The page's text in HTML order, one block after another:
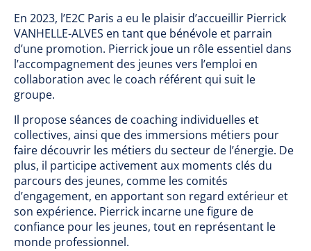
En 2023, l’E2C Paris a eu le plaisir d’accueillir Pierrick
VANHELLE-ALVES en tant que bénévole et parrain
d’une promotion. Pierrick joue un rôle essentiel dans
l’accompagnement des jeunes vers l’emploi en
collaboration avec le coach référent qui suit le
groupe.
Il propose séances de coaching individuelles et
collectives, ainsi que des immersions métiers pour
faire découvrir les métiers du secteur de l’énergie. De
plus, il participe activement aux moments clés du
parcours des jeunes, comme les comités
d’engagement, en apportant son regard extérieur et
son expérience. Pierrick incarne une figure de
confiance pour les jeunes, tout en représentant le
monde professionnel.